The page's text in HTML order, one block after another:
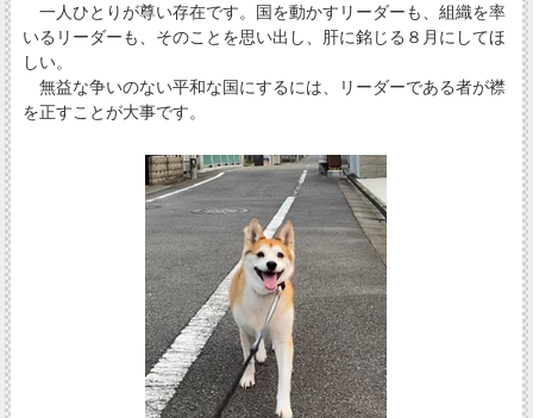
一人ひとりが尊い存在です。国を動かすリーダーも、組織を率
いるリーダーも、そのことを思い出し、肝に銘じる８月にしてほ
しい。
無益な争いのない平和な国にするには、リーダーである者が襟
を正すことが大事です。